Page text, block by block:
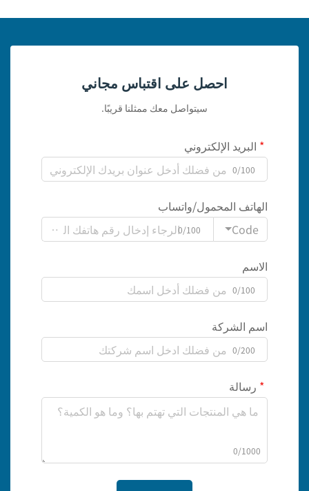
احصل على اقتباس مجاني
سيتواصل معك ممثلنا قريبًا.
البريد الإلكتروني
0/100
الهاتف المحمول/واتساب
Code
0/100
الاسم
0/100
اسم الشركة
0/200
رسالة
0/1000